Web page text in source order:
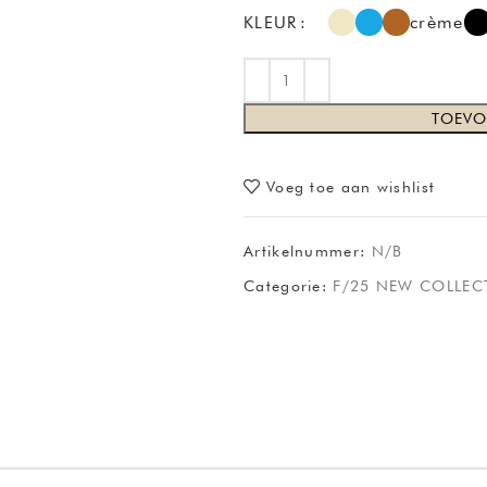
KLEUR crème
Voeg toe aan wishlist
Artikelnummer: N/B
Categorie: F/25 NEW